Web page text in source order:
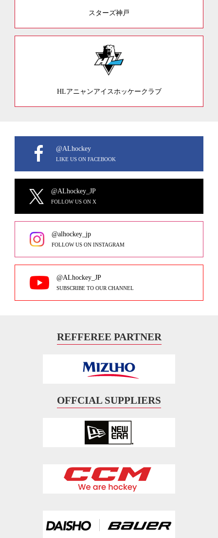
スターズ神戸
HLアニャンアイスホッケークラブ
@ALhockey
LIKE US ON FACEBOOK
@ALhockey_JP
FOLLOW US ON X
@alhockey_jp
FOLLOW US ON INSTAGRAM
@ALhockey_JP
SUBSCRIBE TO OUR CHANNEL
REFFEREE PARTNER
OFFCIAL SUPPLIERS